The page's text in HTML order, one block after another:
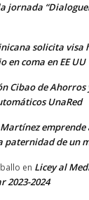
jornada
solicita
en coma en EE UU
Cibao de
UnaRed
emprende
paternidad de un
en Licey al
2023-2024